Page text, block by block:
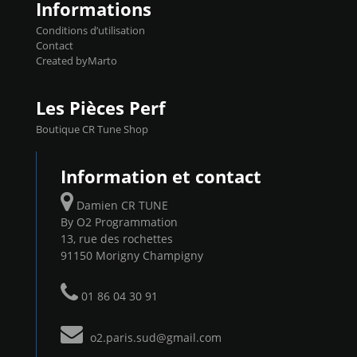
Informations
Conditions d’utilisation
Contact
Created byMarto
Les Pièces Perf
Boutique CR Tune Shop
Information et contact
Damien CR TUNE
By O2 Programmation
13, rue des rochettes
91150 Morigny Champigny
01 86 04 30 91
o2.paris.sud@gmail.com